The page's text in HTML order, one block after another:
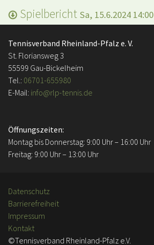
Spielbericht Sa, 15.6.2024 14:00
Tennisverband Rheinland-Pfalz e. V.
St. Floriansweg 3
55599 Gau-Bickelheim
Tel.: 06701-655980
E-Mail: info@rlp-tennis.de
Öffnungszeiten:
Montag bis Donnerstag: 9:00 Uhr – 16:00 Uhr
Freitag: 9:00 Uhr – 13:00 Uhr
Datenschutz
Barrierefreiheit
Impressum
Kontakt
©Tennisverband Rheinland-Pfalz e.V.